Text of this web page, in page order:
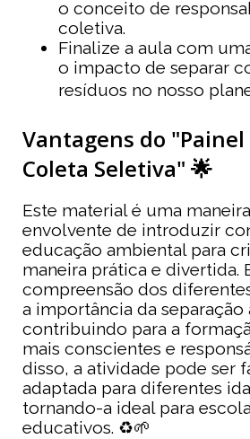
o conceito de
coletiva.
Finalize a aula com
o impacto de separar
resíduos no nosso
Vantagens do "Painel
Coleta Seletiva" 🌟
Este material é uma
envolvente de introduzir
educação ambiental para
maneira prática e divertida.
compreensão dos
a importância da separação
contribuindo para a
mais conscientes e
disso, a atividade pode ser
adaptada para diferentes
tornando-a ideal para
educativos. ♻️🌱